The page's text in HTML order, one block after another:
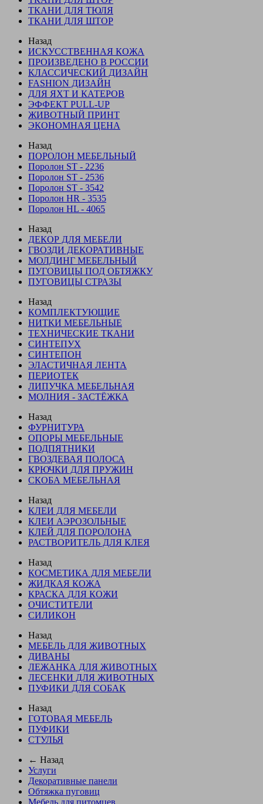
ТКАНИ ДЛЯ ТЮЛЯ
ТКАНИ ДЛЯ ШТОР
Назад
ИСКУССТВЕННАЯ КОЖА
ПРОИЗВЕДЕНО В РОССИИ
КЛАССИЧЕСКИЙ ДИЗАЙН
FASHION ДИЗАЙН
ДЛЯ ЯХТ И КАТЕРОВ
ЭФФЕКТ PULL-UP
ЖИВОТНЫЙ ПРИНТ
ЭКОНОМНАЯ ЦЕНА
Назад
ПОРОЛОН МЕБЕЛЬНЫЙ
Поролон ST - 2236
Поролон ST - 2536
Поролон ST - 3542
Поролон HR - 3535
Поролон HL - 4065
Назад
ДЕКОР ДЛЯ МЕБЕЛИ
ГВОЗДИ ДЕКОРАТИВНЫЕ
МОЛДИНГ МЕБЕЛЬНЫЙ
ПУГОВИЦЫ ПОД ОБТЯЖКУ
ПУГОВИЦЫ СТРАЗЫ
Назад
КОМПЛЕКТУЮЩИЕ
НИТКИ МЕБЕЛЬНЫЕ
ТЕХНИЧЕСКИЕ ТКАНИ
СИНТЕПУХ
СИНТЕПОН
ЭЛАСТИЧНАЯ ЛЕНТА
ПЕРИОТЕК
ЛИПУЧКА МЕБЕЛЬНАЯ
МОЛНИЯ - ЗАСТЁЖКА
Назад
ФУРНИТУРА
ОПОРЫ МЕБЕЛЬНЫЕ
ПОДПЯТНИКИ
ГВОЗДЕВАЯ ПОЛОСА
КРЮЧКИ ДЛЯ ПРУЖИН
СКОБА МЕБЕЛЬНАЯ
Назад
КЛЕИ ДЛЯ МЕБЕЛИ
КЛЕИ АЭРОЗОЛЬНЫЕ
КЛЕЙ ДЛЯ ПОРОЛОНА
РАСТВОРИТЕЛЬ ДЛЯ КЛЕЯ
Назад
КОСМЕТИКА ДЛЯ МЕБЕЛИ
ЖИДКАЯ КОЖА
КРАСКА ДЛЯ КОЖИ
ОЧИСТИТЕЛИ
СИЛИКОН
Назад
МЕБЕЛЬ ДЛЯ ЖИВОТНЫХ
ДИВАНЫ
ЛЕЖАНКА ДЛЯ ЖИВОТНЫХ
ЛЕСЕНКИ ДЛЯ ЖИВОТНЫХ
ПУФИКИ ДЛЯ СОБАК
Назад
ГОТОВАЯ МЕБЕЛЬ
ПУФИКИ
СТУЛЬЯ
← Назад
Услуги
Декоративные панели
Обтяжка пуговиц
Мебель для питомцев